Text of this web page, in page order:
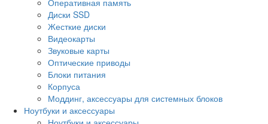
Диски SSD
Жесткие диски
Видеокарты
Звуковые карты
Оптические приводы
Блоки питания
Корпуса
Моддинг, аксессуары для системных блоков
Ноутбуки и аксессуары